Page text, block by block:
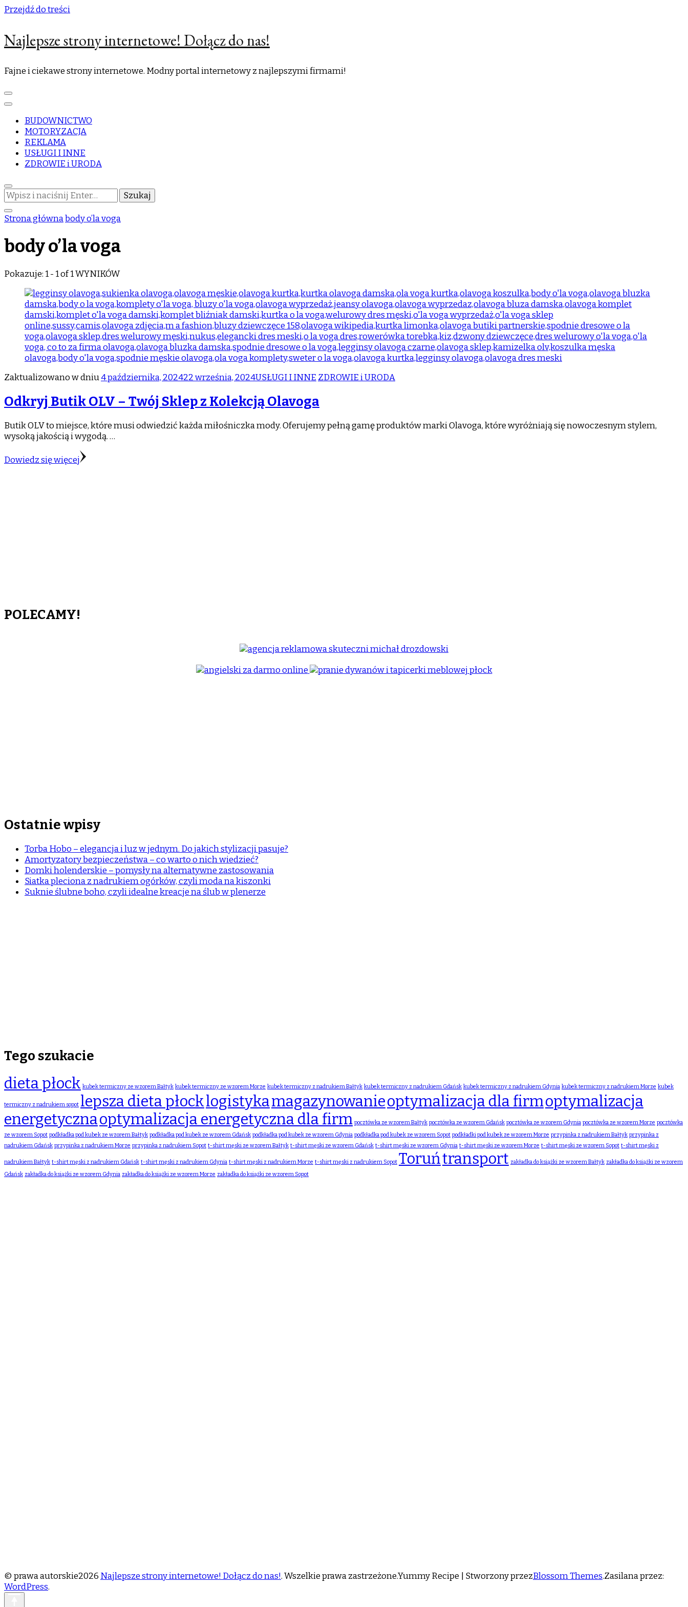
Przejdź do treści
Najlepsze strony internetowe! Dołącz do nas!
Fajne i ciekawe strony internetowe. Modny portal internetowy z najlepszymi firmami!
BUDOWNICTWO
MOTORYZACJA
REKLAMA
USŁUGI I INNE
ZDROWIE i URODA
Szukasz
czegoś?
Strona głównabody o’la voga
body o’la voga
Pokazuje: 1 - 1 of 1 WYNIKÓW
Zaktualizowano w dniu4 października, 202422 września, 2024USŁUGI I INNE ZDROWIE i URODA
Odkryj Butik OLV – Twój Sklep z Kolekcją Olavoga
Butik OLV to miejsce, które musi odwiedzić każda miłośniczka mody. Oferujemy pełną gamę produktów marki Olavoga, które wyróżniają się nowoczesnym stylem,
wysoką jakością i wygodą. …
Dowiedz się więcej
POLECAMY!
Ostatnie wpisy
Torba Hobo – elegancja i luz w jednym. Do jakich stylizacji pasuje?
Amortyzatory bezpieczeństwa – co warto o nich wiedzieć?
Domki holenderskie – pomysły na alternatywne zastosowania
Siatka pleciona z nadrukiem ogórków, czyli moda na kiszonki
Suknie ślubne boho, czyli idealne kreacje na ślub w plenerze
Tego szukacie
dieta płock kubek termiczny ze wzorem Bałtyk kubek termiczny ze wzorem Morze kubek termiczny z nadrukiem Bałtyk kubek termiczny z nadrukiem Gdańsk kubek termiczny z nadrukiem Gdynia kubek termiczny z nadrukiem Morze kubek
termiczny z nadrukiem sopot lepsza dieta płocklogistykamagazynowanieoptymalizacja dla firmoptymalizacja
energetycznaoptymalizacja energetyczna dla firm pocztówka ze wzorem Bałtyk pocztówka ze wzorem Gdańsk pocztówka ze wzorem Gdynia pocztówka ze wzorem Morze pocztówka
ze wzorem Sopot podkładka pod kubek ze wzorem Bałtyk podkładka pod kubek ze wzorem Gdańsk podkładka pod kubek ze wzorem Gdynia podkładka pod kubek ze wzorem Sopot podkładki pod kubek ze wzorem Morze przypinka z nadrukiem Bałtyk przypinka z
nadrukiem Gdańsk przypinka z nadrukiem Morze przypinka z nadrukiem Sopot t-shirt męski ze wzorem Bałtyk t-shirt męski ze wzorem Gdańsk t-shirt męski ze wzorem Gdynia t-shirt męski ze wzorem Morze t-shirt męski ze wzorem Sopot t-shirt męski z
nadrukiem Bałtyk t-shirt męski z nadrukiem Gdańsk t-shirt męski z nadrukiem Gdynia t-shirt męski z nadrukiem Morze t-shirt męski z nadrukiem Sopot Toruńtransport zakładka do książki ze wzorem Bałtyk zakładka do książki ze wzorem
Gdańsk zakładka do książki ze wzorem Gdynia zakładka do książki ze wzorem Morze zakładka do książki ze wzorem Sopot
© prawa autorskie2026 Najlepsze strony internetowe! Dołącz do nas!. Wszelkie prawa zastrzeżone.Yummy Recipe | Stworzony przezBlossom Themes.Zasilana przez:
WordPress.